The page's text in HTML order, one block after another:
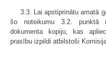
3.3. Lai apstiprinātu amatā
šo noteikumu 3.2. punktā
dokumenta kopiju, kas
prasību izpildi atbilstoši